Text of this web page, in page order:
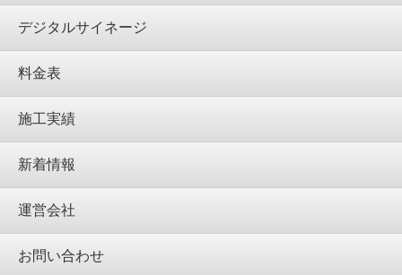
デジタルサイネージ
料金表
施工実績
新着情報
運営会社
お問い合わせ